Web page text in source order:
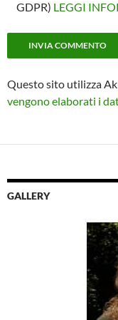
GDPR) LEGGI
Questo sito utilizza
vengono elaborati i
GALLERY